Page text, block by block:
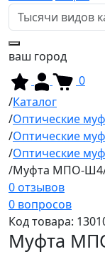
ваш город
0
Каталог
Оптические
Оптические
Оптические
Муфта МПО-
0 отзывов
0 вопросов
Код товара:
Муфта